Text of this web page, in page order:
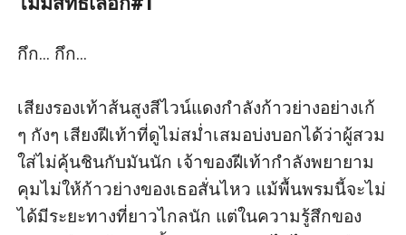
และการกระทำล้วนเป็นเรื่องสมมติ เป็นเพียงจินตนาการ
Dirty talk : ใช้คำพูดหยาบโลน อ่านเพื่อความบันเทิงนะคะ
ฝากติดตามผลงานมิลินด้วยค่ะ นิยายเรื่อง ใคร่บำบัดรัก
เป็นลิขสิทธิ์ของ ลาเฟลอร์, Milinjang, ณฐรงค์พร Alana แต่
เพียงผู้เดียว© สงวนลิขสิทธิ์ตามพระราชบัญญัติลิขสิทธิ์
(ฉบับเพิ่มเติม) พ.ศ.2559ไม่อนุญาตให้คัดลอก ปลอมแปลง
กึก... กึก...
เสียงรองเท้าส้นสูงสีไวน์แดงกำลังก้าวย่างอย่างเก้
ๆ กังๆ เสียงฝีเท้าที่ดูไม่สม่ำเสมอบ่งบอกได้ว่าผู้สวม
ใส่ไม่คุ้นชินกับมันนัก เจ้าของฝีเท้ากำลังพยายาม
คุมไม่ให้ก้าวย่างของเธอสั่นไหว แม้พื้นพรมนี้จะไม่
ได้มีระยะทางที่ยาวไกลนัก แต่ในความรู้สึกของ